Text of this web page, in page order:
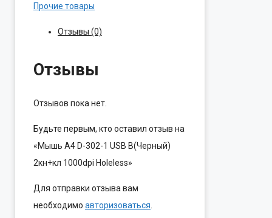
Прочие товары
Отзывы (0)
Отзывы
Отзывов пока нет.
Будьте первым, кто оставил отзыв на
«Мышь A4 D-302-1 USB B(Черный)
2кн+кл 1000dpi Holeless»
Для отправки отзыва вам
необходимо авторизоваться